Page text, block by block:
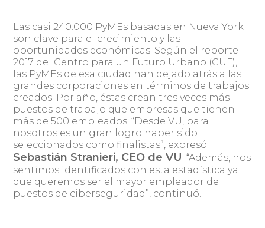
Las casi 240.000 PyMEs basadas en Nueva York
son clave para el crecimiento y las
oportunidades económicas. Según el reporte
2017 del Centro para un Futuro Urbano (CUF),
las PyMEs de esa ciudad han dejado atrás a las
grandes corporaciones en términos de trabajos
creados. Por año, éstas crean tres veces más
puestos de trabajo que empresas que tienen
más de 500 empleados. “Desde VU, para
nosotros es un gran logro haber sido
seleccionados como finalistas”, expresó
Sebastián Stranieri, CEO de VU. “Además, nos
sentimos identificados con esta estadística ya
que queremos ser el mayor empleador de
puestos de ciberseguridad”, continuó.